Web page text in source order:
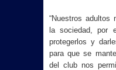
“Nuestros adultos
la sociedad, por
protegerlos y
para que se
del club nos